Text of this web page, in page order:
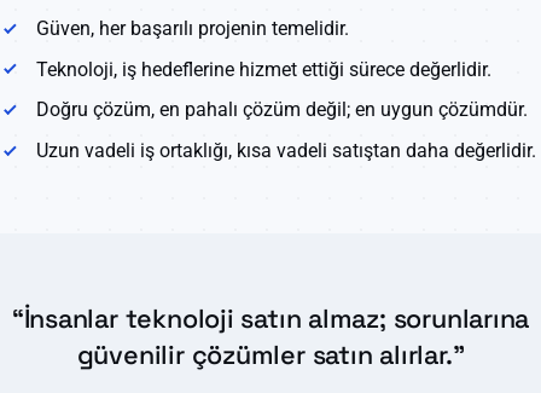
Güven, her başarılı projenin temelidir.
Teknoloji, iş hedeflerine hizmet ettiği sürece değerlidir.
Doğru çözüm, en pahalı çözüm değil; en uygun çözümdür.
Uzun vadeli iş ortaklığı, kısa vadeli satıştan daha değerlidir.
“İnsanlar teknoloji satın almaz; sorunlarına
güvenilir çözümler satın alırlar.”